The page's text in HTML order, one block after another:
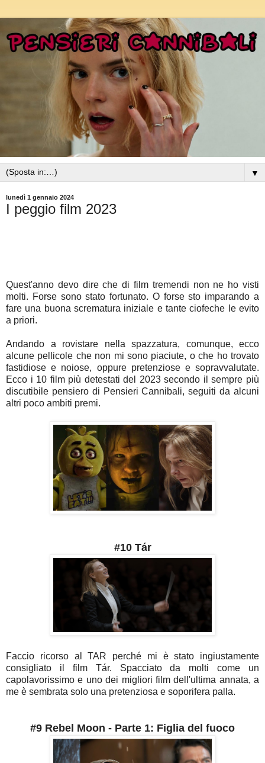
▼
lunedì 1 gennaio 2024
I peggio film 2023
Quest'anno devo dire che di film tremendi non ne ho visti
molti. Forse sono stato fortunato. O forse sto imparando a
fare una buona scrematura iniziale e tante ciofeche le evito
a priori.
Andando a rovistare nella spazzatura, comunque, ecco
alcune pellicole che non mi sono piaciute, o che ho trovato
fastidiose e noiose, oppure pretenziose e sopravvalutate.
Ecco i 10 film più detestati del 2023 secondo il sempre più
discutibile pensiero di Pensieri Cannibali, seguiti da alcuni
altri poco ambiti premi.
#10 Tár
Faccio ricorso al TAR perché mi è stato ingiustamente
consigliato il film Tár. Spacciato da molti come un
capolavorissimo e uno dei migliori film dell'ultima annata, a
me è sembrata solo una pretenziosa e soporifera palla.
#9 Rebel Moon - Parte 1: Figlia del fuoco